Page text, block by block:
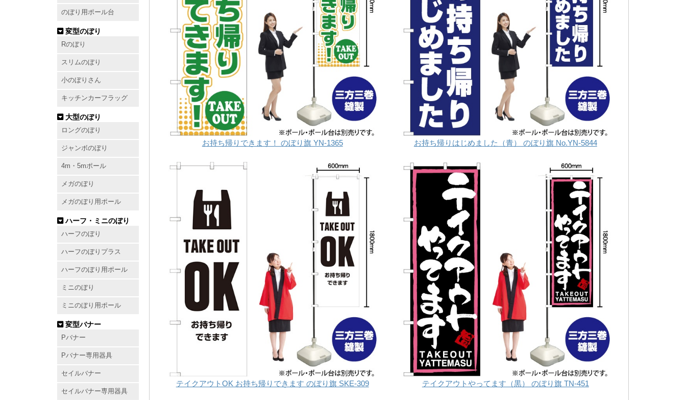
のぼり用ポール台
変型のぼり
Rのぼり
スリムのぼり
小のぼりさん
キッチンカーフラッグ
大型のぼり
ロングのぼり
ジャンボのぼり
4m・5mポール
メガのぼり
メガのぼり用ポール
ハーフ・ミニのぼり
ハーフのぼり
ハーフのぼりプラス
ハーフのぼり用ポール
ミニのぼり
ミニのぼり用ポール
変型バナー
Pバナー
Pバナー専用器具
セイルバナー
セイルバナー専用器具
お持ち帰りできます！ のぼり旗 YN-1365 お持ち帰りはじめました（青） のぼり旗 No.YN-5844
テイクアウトOK お持ち帰りできます のぼり旗 SKE-309 テイクアウトやってます（黒） のぼり旗 TN-451